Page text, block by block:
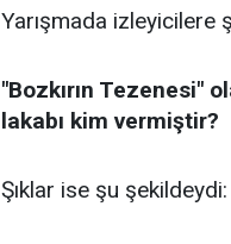
Yarışmada izleyicilere
"Bozkırın Tezenesi"
lakabı kim vermiştir?
Şıklar ise şu şekildeydi: